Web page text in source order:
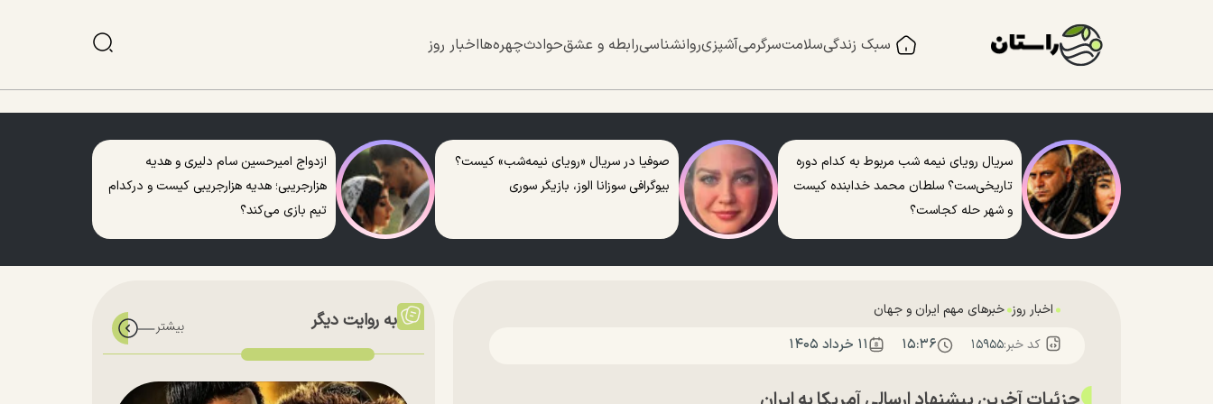
سبک زندگیسلامتسرگرمیآشپزیروانشناسیرابطه و عشقحوادثچهره‌هااخبار روز
سریال رویای نیمه شب مربوط به کدام دوره
تاریخی‌ست؟ سلطان محمد خدابنده کیست
و شهر حله کجاست؟
صوفیا در سریال «رویای نیمه‌شب» کیست؟
بیوگرافی سوزانا الوز، بازیگر سوری
ازدواج امیرحسین سام دلیری و هدیه
هزارجریبی؛ هدیه هزارجریبی کیست و درکدام
تیم بازی می‌کند؟
اخبار روز خبرهای مهم ایران و جهان
کد خبر:۱۵۹۵۵ ۱۵:۳۶ ۱۱ خرداد ۱۴۰۵
به روایت دیگر